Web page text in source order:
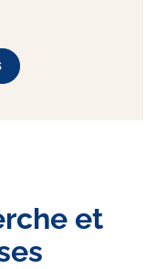
et